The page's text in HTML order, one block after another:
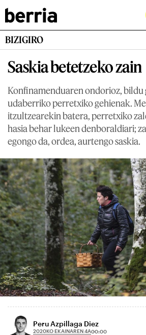
BIZIGIRO
Saskia betetzeko zain
Konfinamenduaren ondorioz, bildu
udaberriko perretxiko gehienak.
itzultzearekin batera, perretxiko
hasia behar lukeen denboraldiari;
egongo da, ordea, aurtengo saskia.
Peru Azpillaga Diez
2020KO EKAINAREN 4A00:00